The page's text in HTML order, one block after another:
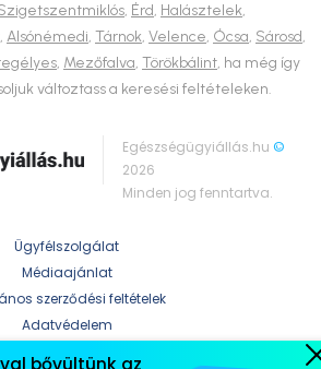
, Érd, Halásztelek,
, Alsónémedi, Tárnok, Velence, Ócsa, Sárosd,
, Mezőfalva, Törökbálint, ha még így
változtass a keresési feltételeken.
Egészségügyiállás.hu©
2026
Minden jog fenntartva.
Ügyfélszolgálat
Médiaajánlat
szerződési feltételek
Adatvédelem
bővültünk az